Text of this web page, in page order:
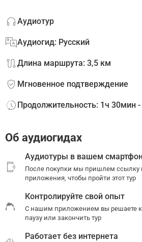
Аудиотур
Аудиогид: Русский
Длина маршрута: 3,5 км
Мгновенное подтверждение
Продолжительность: 1ч 30мин -
Об аудиогидах
Аудиотуры в вашем
После покупки мы пришлем ссылку
приложения, чтобы пройти этот тур
Контролируйте свой опыт
С нашим приложением вы решаете
паузу или закончить тур
Работает без интернета